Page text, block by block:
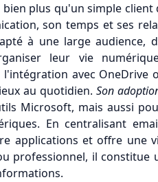
plus qu'un simple client
son temps et ses
à une large audience,
leur vie
l'intégration avec
au quotidien. Son
Microsoft, mais aussi
En centralisant
applications et offre une
professionnel, il constitue